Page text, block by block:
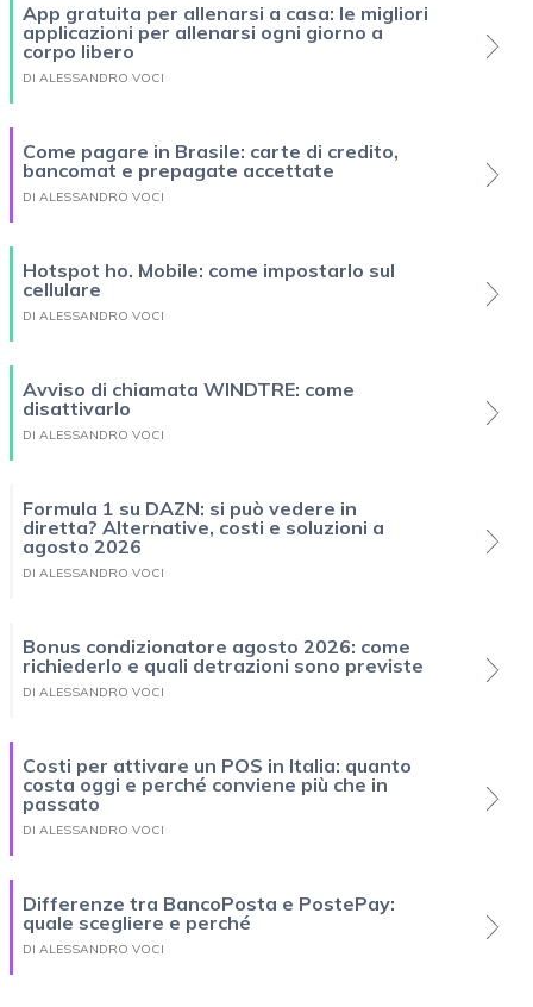
App gratuita per allenarsi a casa: le migliori
applicazioni per allenarsi ogni giorno a
corpo libero
DI ALESSANDRO VOCI
Come pagare in Brasile: carte di credito,
bancomat e prepagate accettate
DI ALESSANDRO VOCI
Hotspot ho. Mobile: come impostarlo sul
cellulare
DI ALESSANDRO VOCI
Avviso di chiamata WINDTRE: come
disattivarlo
DI ALESSANDRO VOCI
Formula 1 su DAZN: si può vedere in
diretta? Alternative, costi e soluzioni a
agosto 2026
DI ALESSANDRO VOCI
Bonus condizionatore agosto 2026: come
richiederlo e quali detrazioni sono previste
DI ALESSANDRO VOCI
Costi per attivare un POS in Italia: quanto
costa oggi e perché conviene più che in
passato
DI ALESSANDRO VOCI
Differenze tra BancoPosta e PostePay:
quale scegliere e perché
DI ALESSANDRO VOCI